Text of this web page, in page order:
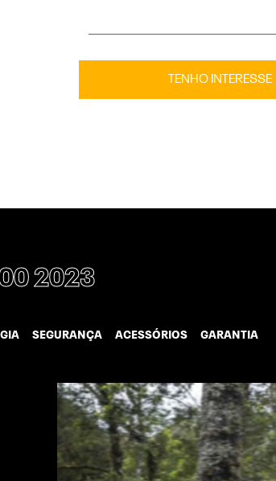
TENHO INTERESSE
2023
SEGURANÇA ACESSÓRIOS GARANTIA
MOTOR CUMMINS®